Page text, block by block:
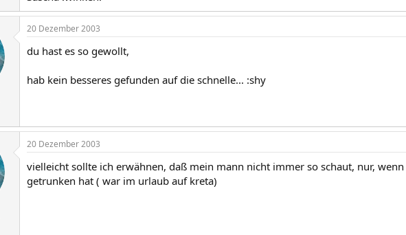
20 Dezember 2003
du hast es so gewollt,
hab kein besseres gefunden auf die schnelle... :shy
20 Dezember 2003
vielleicht sollte ich erwähnen, daß mein mann nicht immer so schaut, nur,
getrunken hat ( war im urlaub auf kreta)